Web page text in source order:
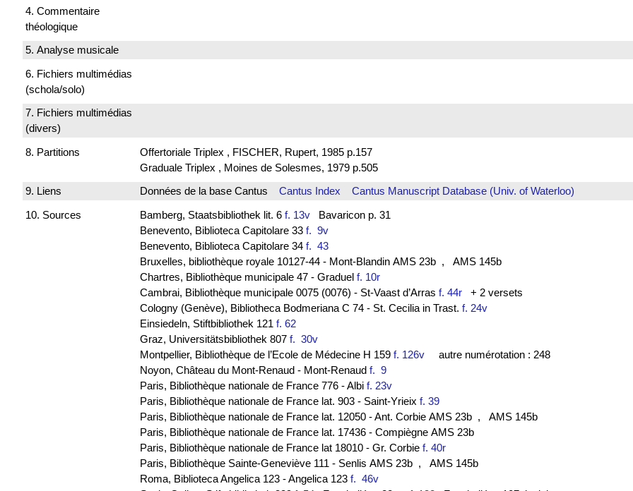
4. Commentaire
théologique
5. Analyse musicale
6. Fichiers multimédias
(schola/solo)
7. Fichiers multimédias
(divers)
8. Partitions
Offertoriale Triplex , FISCHER, Rupert, 1985 p.157
Graduale Triplex , Moines de Solesmes, 1979 p.505
9. Liens
Données de la base Cantus Cantus Index
Cantus Manuscript Database (Univ. of Waterloo)
10. Sources
Bamberg, Staatsbibliothek lit. 6 f. 13vBavaricon p. 31
Benevento, Biblioteca Capitolare 33 f. 9v
Benevento, Biblioteca Capitolare 34 f. 43
Bruxelles, bibliothèque royale 10127-44 - Mont-Blandin AMS 23b, AMS 145b
Chartres, Bibliothèque municipale 47 - Graduel f. 10r
Cambrai, Bibliothèque municipale 0075 (0076) - St-Vaast d’Arras f. 44r+ 2 versets
Cologny (Genève), Bibliotheca Bodmeriana C 74 - St. Cecilia in Trast. f. 24v
Einsiedeln, Stiftbibliothek 121 f. 62
Graz, Universitätsbibliothek 807 f. 30v
Montpellier, Bibliothèque de l’Ecole de Médecine H 159 f. 126vautre numérotation : 248
Noyon, Château du Mont-Renaud - Mont-Renaud f. 9
Paris, Bibliothèque nationale de France 776 - Albi f. 23v
Paris, Bibliothèque nationale de France lat. 903 - Saint-Yrieix f. 39
Paris, Bibliothèque nationale de France lat. 12050 - Ant. Corbie AMS 23b, AMS 145b
Paris, Bibliothèque nationale de France lat. 17436 - Compiègne AMS 23b
Paris, Bibliothèque nationale de France lat 18010 - Gr. Corbie f. 40r
Paris, Bibliothèque Sainte-Geneviève 111 - Senlis AMS 23b, AMS 145b
Roma, Biblioteca Angelica 123 - Angelica 123 f. 46v